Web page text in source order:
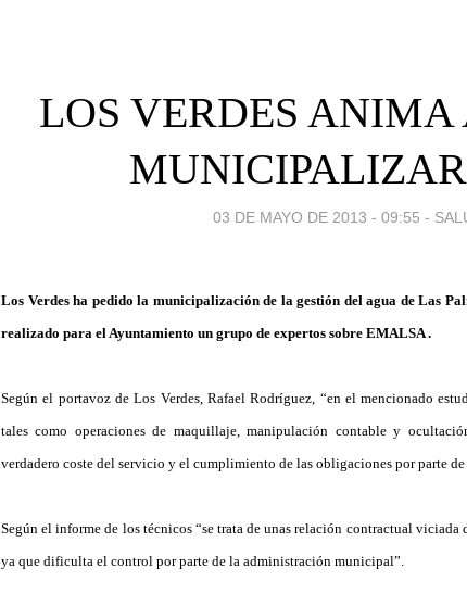
LOS VERDES
03 DE MAYO DE 2013 - 09:55 -
Los Verdes ha pedido la municipalización de la gestión del agua de Las
realizado para el Ayuntamiento un grupo de expertos sobre EMALSA .
Según el portavoz de Los Verdes, Rafael Rodríguez, “en el mencionado
tales como operaciones de maquillaje, manipulación contable y
verdadero coste del servicio y el cumplimiento de las obligaciones por parte de
Según el informe de los técnicos “se trata de unas relación contractual viciada
ya que dificulta el control por parte de la administración municipal”.